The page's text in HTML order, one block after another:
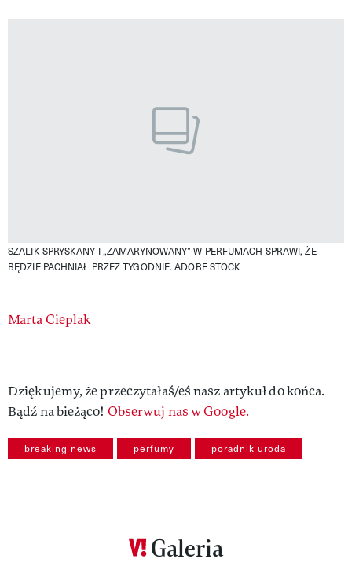
SZALIK SPRYSKANY I „ZAMARYNOWANY” W PERFUMACH SPRAWI, ŻE
BĘDZIE PACHNIAŁ PRZEZ TYGODNIE.ADOBE STOCK
Authors
Marta Cieplak
Dziękujemy, że przeczytałaś/eś nasz artykuł do końca.
Bądź na bieżąco! Obserwuj nas w Google.
breaking news perfumy poradnik uroda
Galeria